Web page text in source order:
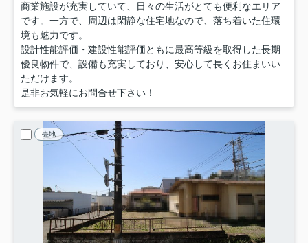
商業施設が充実していて、日々の生活がとても便利なエリア
です。一方で、周辺は閑静な住宅地なので、落ち着いた住環
境も魅力です。
設計性能評価・建設性能評価ともに最高等級を取得した長期
優良物件で、設備も充実しており、安心して長くお住まいい
ただけます。
是非お気軽にお問合せ下さい！
売地